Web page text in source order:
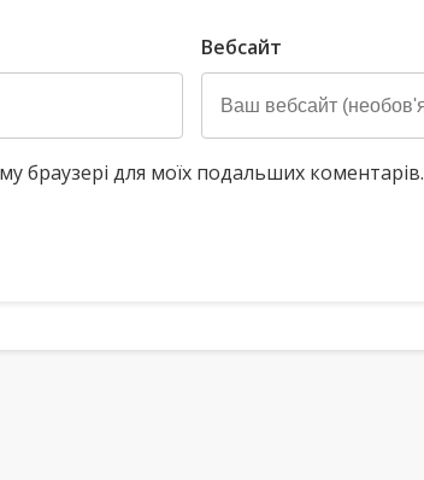
Вебсайт
браузері для моїх подальших коментарів.